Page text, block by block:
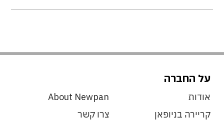
על החברה
אודות
About Newpan
קריירה בניופאן
צרו קשר